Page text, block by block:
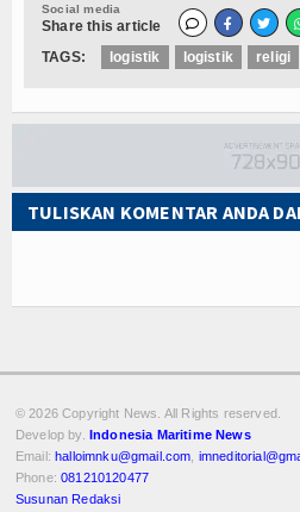
Social media
Share this article
TAGS:
logistik logistik religi
TULISKAN KOMENTAR ANDA
© 2026 Copyright News. All Rights reserved.
Develop by. Indonesia Maritime News
Email:halloimnku@gmail.com
Phone:081210120477
Susunan Redaksi